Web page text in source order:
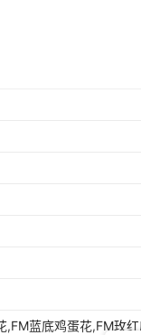
,FM蓝底鸡蛋花,FM玫